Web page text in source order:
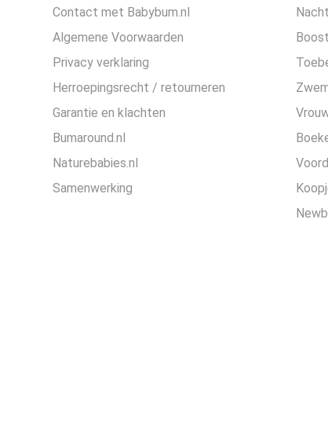
Contact met Babybum.nl
Algemene Voorwaarden
Privacy verklaring
Herroepingsrecht / retourneren
Garantie en klachten
Bumaround.nl
Naturebabies.nl
Samenwerking